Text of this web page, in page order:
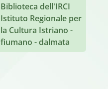
Biblioteca dell'IRCI
Istituto Regionale per
la Cultura Istriano -
fiumano - dalmata